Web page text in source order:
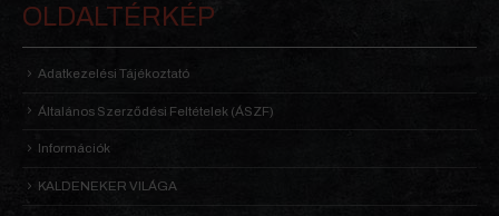
OLDALTÉRKÉP
Adatkezelési Tájékoztató
Általános Szerződési Feltételek (ÁSZF)
Információk
KALDENEKER VILÁGA